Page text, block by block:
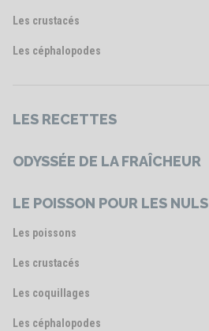
Les crustacés
Les céphalopodes
LES RECETTES
ODYSSÉE DE LA FRAÎCHEUR
LE POISSON POUR LES NULS
Les poissons
Les crustacés
Les coquillages
Les céphalopodes